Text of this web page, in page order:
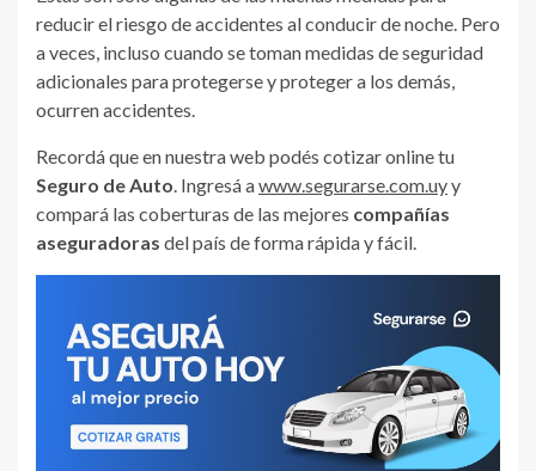
reducir el riesgo de accidentes al conducir de noche. Pero
a veces, incluso cuando se toman medidas de seguridad
adicionales para protegerse y proteger a los demás,
ocurren accidentes.
Recordá que en nuestra web podés cotizar online tu
Seguro de Auto . Ingresá awww.segurarse.com.uyy
compará las coberturas de las mejores compañías
aseguradoras del país de forma rápida y fácil.